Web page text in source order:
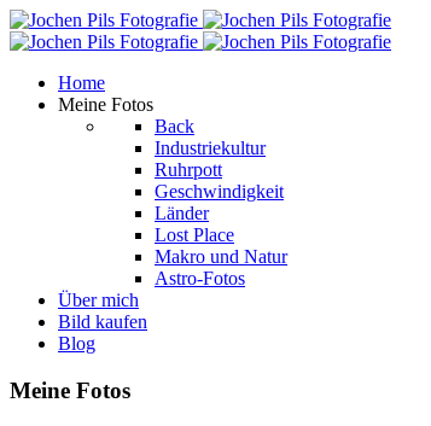
Home
Meine Fotos
Back
Industriekultur
Ruhrpott
Geschwindigkeit
Länder
Lost Place
Makro und Natur
Astro-Fotos
Über mich
Bild kaufen
Blog
Meine Fotos